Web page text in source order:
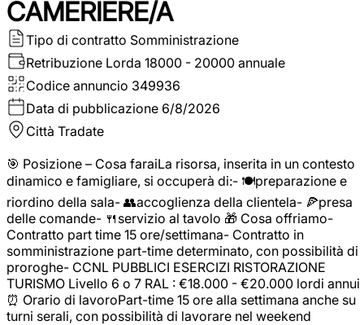
CAMERIERE/A
Tipo di contratto Somministrazione
Retribuzione Lorda 18000 - 20000 annuale
Codice annuncio 349936
Data di pubblicazione 6/8/2026
Città Tradate
🎯 Posizione – Cosa faraiLa risorsa, inserita in un contesto
dinamico e famigliare, si occuperà di:- 🍽️preparazione e
riordino della sala- 👥accoglienza della clientela- 🍕presa
delle comande- 🍴servizio al tavolo 🎁 Cosa offriamo-
Contratto part time 15 ore/settimana- Contratto in
somministrazione part-time determinato, con possibilità di
proroghe- CCNL PUBBLICI ESERCIZI RISTORAZIONE
TURISMO Livello 6 o 7 RAL : €18.000 - €20.000 lordi annui
⏰ Orario di lavoroPart-time 15 ore alla settimana anche su
turni serali, con possibilità di lavorare nel weekend